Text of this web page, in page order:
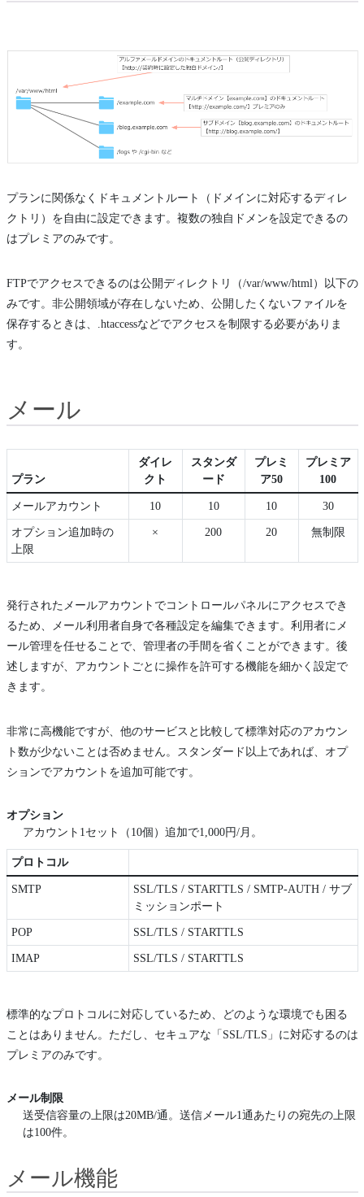
プランに関係なくドキュメントルート（ドメインに対応するディレ
クトリ）を自由に設定できます。複数の独自ドメンを設定できるの
はプレミアのみです。
FTPでアクセスできるのは公開ディレクトリ（/var/www/html）以下の
みです。非公開領域が存在しないため、公開したくないファイルを
保存するときは、.htaccessなどでアクセスを制限する必要がありま
す。
メール
プラン
ダイレ
クト
スタンダ
ード
プレミ
ア50
プレミア
100
メールアカウント 10 10 10 30
オプション追加時の
上限
× 200 20 無制限
発行されたメールアカウントでコントロールパネルにアクセスでき
るため、メール利用者自身で各種設定を編集できます。利用者にメ
ール管理を任せることで、管理者の手間を省くことができます。後
述しますが、アカウントごとに操作を許可する機能を細かく設定で
きます。
非常に高機能ですが、他のサービスと比較して標準対応のアカウン
ト数が少ないことは否めません。スタンダード以上であれば、オプ
ションでアカウントを追加可能です。
オプション
アカウント1セット（10個）追加で1,000円/月。
プロトコル
SMTP
SSL/TLS / STARTTLS / SMTP-AUTH / サブ
ミッションポート
POP SSL/TLS / STARTTLS
IMAP SSL/TLS / STARTTLS
標準的なプロトコルに対応しているため、どのような環境でも困る
ことはありません。ただし、セキュアな「SSL/TLS」に対応するのは
プレミアのみです。
メール制限
送受信容量の上限は20MB/通。送信メール1通あたりの宛先の上限
は100件。
メール機能